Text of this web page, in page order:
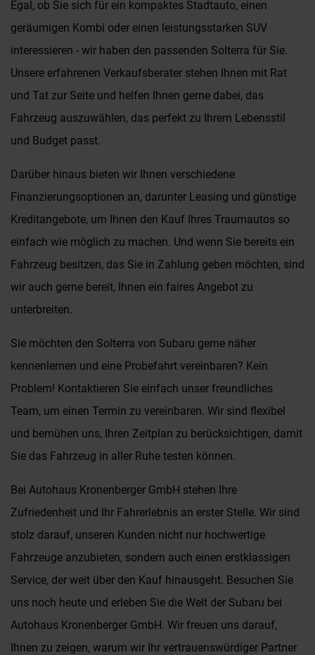
Egal, ob Sie sich für ein kompaktes Stadtauto, einen
geräumigen Kombi oder einen leistungsstarken SUV
interessieren - wir haben den passenden Solterra für Sie.
Unsere erfahrenen Verkaufsberater stehen Ihnen mit Rat
und Tat zur Seite und helfen Ihnen gerne dabei, das
Fahrzeug auszuwählen, das perfekt zu Ihrem Lebensstil
und Budget passt.
Darüber hinaus bieten wir Ihnen verschiedene
Finanzierungsoptionen an, darunter Leasing und günstige
Kreditangebote, um Ihnen den Kauf Ihres Traumautos so
einfach wie möglich zu machen. Und wenn Sie bereits ein
Fahrzeug besitzen, das Sie in Zahlung geben möchten, sind
wir auch gerne bereit, Ihnen ein faires Angebot zu
unterbreiten.
Sie möchten den Solterra von Subaru gerne näher
kennenlernen und eine Probefahrt vereinbaren? Kein
Problem! Kontaktieren Sie einfach unser freundliches
Team, um einen Termin zu vereinbaren. Wir sind flexibel
und bemühen uns, Ihren Zeitplan zu berücksichtigen, damit
Sie das Fahrzeug in aller Ruhe testen können.
Bei Autohaus Kronenberger GmbH stehen Ihre
Zufriedenheit und Ihr Fahrerlebnis an erster Stelle. Wir sind
stolz darauf, unseren Kunden nicht nur hochwertige
Fahrzeuge anzubieten, sondern auch einen erstklassigen
Service, der weit über den Kauf hinausgeht. Besuchen Sie
uns noch heute und erleben Sie die Welt der Subaru bei
Autohaus Kronenberger GmbH. Wir freuen uns darauf,
Ihnen zu zeigen, warum wir Ihr vertrauenswürdiger Partner